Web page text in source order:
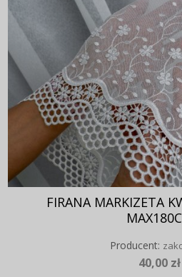
FIRANA MARKIZETA
Producent:
40,00 zł